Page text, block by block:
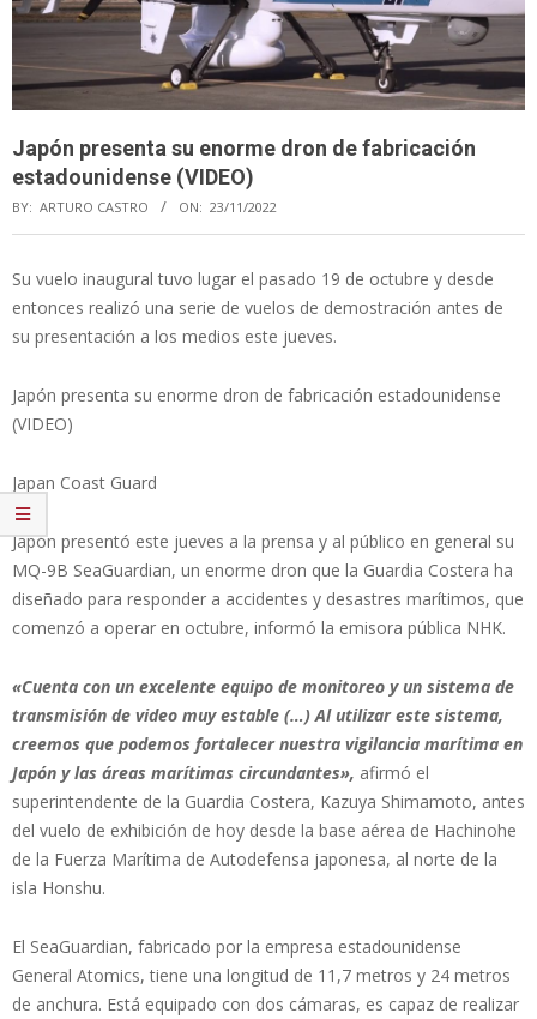
Japón presenta su enorme dron de fabricación
estadounidense (VIDEO)
BY: ARTURO CASTRO ON: 23/11/2022
Su vuelo inaugural tuvo lugar el pasado 19 de octubre y desde
entonces realizó una serie de vuelos de demostración antes de
su presentación a los medios este jueves.
Japón presenta su enorme dron de fabricación estadounidense
(VIDEO)
Japan Coast Guard
Japón presentó este jueves a la prensa y al público en general su
MQ-9B SeaGuardian, un enorme dron que la Guardia Costera ha
diseñado para responder a accidentes y desastres marítimos, que
comenzó a operar en octubre, informó la emisora pública NHK.
«Cuenta con un excelente equipo de monitoreo y un sistema de
transmisión de video muy estable (…) Al utilizar este sistema,
creemos que podemos fortalecer nuestra vigilancia marítima en
Japón y las áreas marítimas circundantes», afirmó el
superintendente de la Guardia Costera, Kazuya Shimamoto, antes
del vuelo de exhibición de hoy desde la base aérea de Hachinohe
de la Fuerza Marítima de Autodefensa japonesa, al norte de la
isla Honshu.
El SeaGuardian, fabricado por la empresa estadounidense
General Atomics, tiene una longitud de 11,7 metros y 24 metros
de anchura. Está equipado con dos cámaras, es capaz de realizar